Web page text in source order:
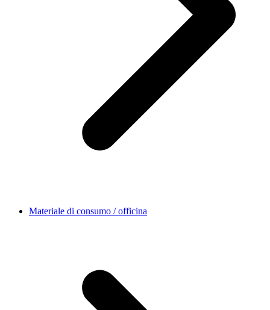
Materiale di consumo / officina